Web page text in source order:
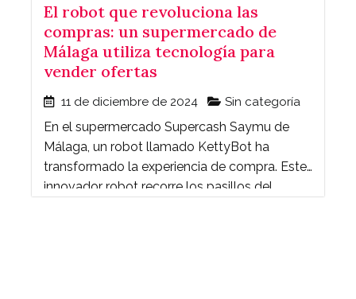
El robot que revoluciona las
compras: un supermercado de
Málaga utiliza tecnología para
vender ofertas
11 de diciembre de 2024 Sin categoría
En el supermercado Supercash Saymu de
Málaga, un robot llamado KettyBot ha
transformado la experiencia de compra. Este
innovador robot recorre los pasillos del